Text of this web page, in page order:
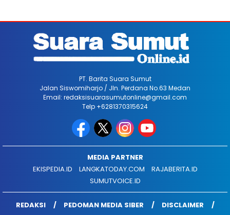
PT. Barita Suara Sumut
Jalan Siswomiharjo / Jln. Perdana No.63 Medan
Email: redaksisuarasumutonline@gmail.com
Telp +6281370315624
MEDIA PARTNER
EKISPEDIA.ID
LANGKATODAY.COM
RAJABERITA.ID
SUMUTVOICE.ID
REDAKSI PEDOMAN MEDIA SIBER DISCLAIMER